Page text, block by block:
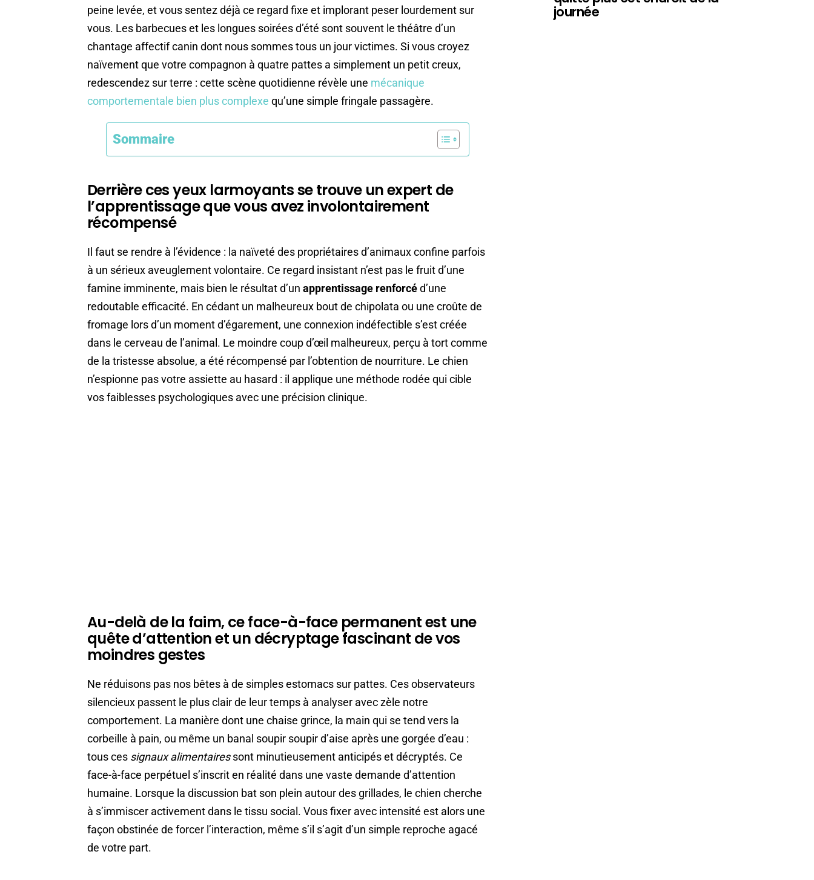
peine levée, et vous sentez déjà ce regard fixe et implorant peser lourdement sur
vous. Les barbecues et les longues soirées d’été sont souvent le théâtre d’un
chantage affectif canin dont nous sommes tous un jour victimes. Si vous croyez
naïvement que votre compagnon à quatre pattes a simplement un petit creux,
redescendez sur terre : cette scène quotidienne révèle une mécanique
comportementale bien plus complexe qu’une simple fringale passagère.
Sommaire
Derrière ces yeux larmoyants se trouve un expert de
l’apprentissage que vous avez involontairement
récompensé
Il faut se rendre à l’évidence : la naïveté des propriétaires d’animaux confine parfois
à un sérieux aveuglement volontaire. Ce regard insistant n’est pas le fruit d’une
famine imminente, mais bien le résultat d’un apprentissage renforcéd’une
redoutable efficacité. En cédant un malheureux bout de chipolata ou une croûte de
fromage lors d’un moment d’égarement, une connexion indéfectible s’est créée
dans le cerveau de l’animal. Le moindre coup d’œil malheureux, perçu à tort comme
de la tristesse absolue, a été récompensé par l’obtention de nourriture. Le chien
n’espionne pas votre assiette au hasard : il applique une méthode rodée qui cible
vos faiblesses psychologiques avec une précision clinique.
Au-delà de la faim, ce face-à-face permanent est une
quête d’attention et un décryptage fascinant de vos
moindres gestes
Ne réduisons pas nos bêtes à de simples estomacs sur pattes. Ces observateurs
silencieux passent le plus clair de leur temps à analyser avec zèle notre
comportement. La manière dont une chaise grince, la main qui se tend vers la
corbeille à pain, ou même un banal soupir soupir d’aise après une gorgée d’eau :
tous ces signaux alimentairessont minutieusement anticipés et décryptés. Ce
face-à-face perpétuel s’inscrit en réalité dans une vaste demande d’attention
humaine. Lorsque la discussion bat son plein autour des grillades, le chien cherche
à s’immiscer activement dans le tissu social. Vous fixer avec intensité est alors une
façon obstinée de forcer l’interaction, même s’il s’agit d’un simple reproche agacé
de votre part.
journée